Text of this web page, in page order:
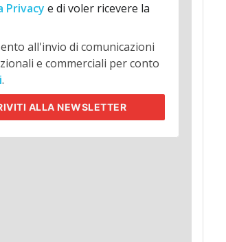
Privacy e di voler ricevere la
all'invio di comunicazioni
e commerciali per conto
.
ALLA NEWSLETTER